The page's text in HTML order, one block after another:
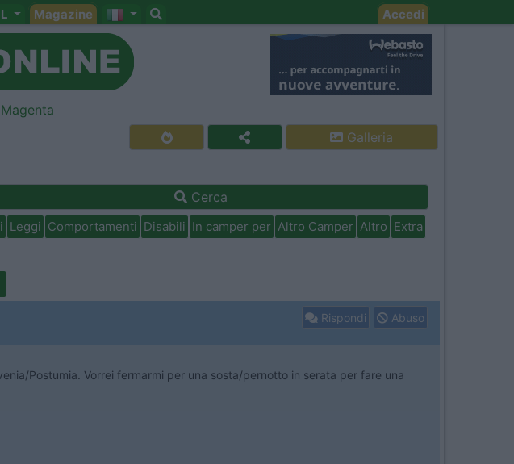
Magazine Accedi
Galleria
Cerca
Leggi Comportamenti Disabili In camper per Altro Camper Altro Extra
Rispondi Abuso
Postumia. Vorrei fermarmi per una sosta/pernotto in serata per fare una